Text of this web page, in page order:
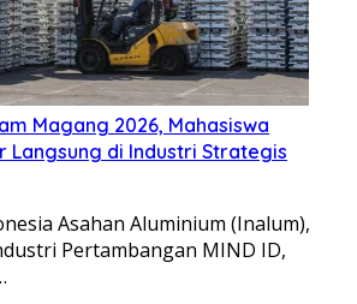
Magang 2026, Mahasiswa
Langsung di Industri Strategis
Asahan Aluminium (Inalum),
Pertambangan MIND ID,